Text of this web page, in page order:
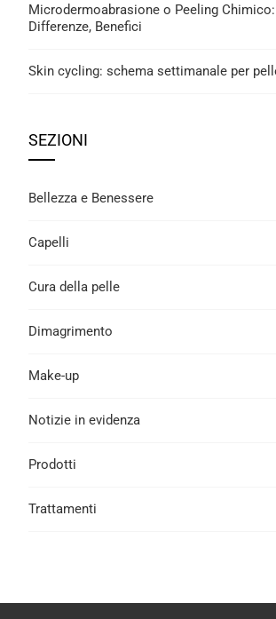
Microdermoabrasione o Peeling Chimico:
Differenze, Benefici
Skin cycling: schema settimanale per
SEZIONI
Bellezza e Benessere
Capelli
Cura della pelle
Dimagrimento
Make-up
Notizie in evidenza
Prodotti
Trattamenti